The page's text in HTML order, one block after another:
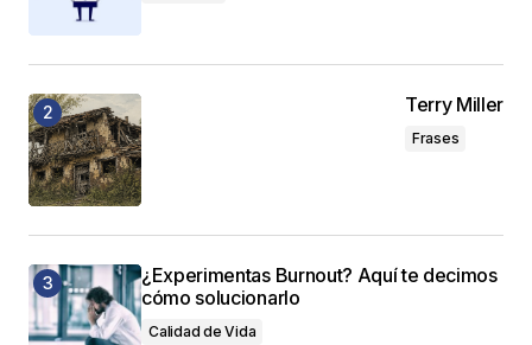
Terry Miller
Frases
¿Experimentas Burnout? Aquí te decimos
cómo solucionarlo
Calidad de Vida